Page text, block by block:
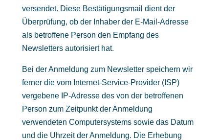
versendet. Diese Bestätigungsmail dient der
Überprüfung, ob der Inhaber der E-Mail-Adresse
als betroffene Person den Empfang des
Newsletters autorisiert hat.
Bei der Anmeldung zum Newsletter speichern wir
ferner die vom Internet-Service-Provider (ISP)
vergebene IP-Adresse des von der betroffenen
Person zum Zeitpunkt der Anmeldung
verwendeten Computersystems sowie das Datum
und die Uhrzeit der Anmeldung. Die Erhebung